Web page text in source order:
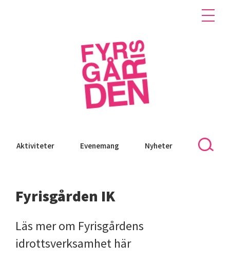
Aktiviteter Evenemang Nyheter
Fyrisgården IK
Läs mer om Fyrisgårdens
idrottsverksamhet här